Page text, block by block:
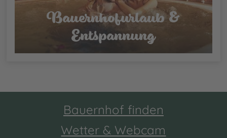
Bauernhofurlaub &
Entspannung
Bauernhof finden
Wetter & Webcam